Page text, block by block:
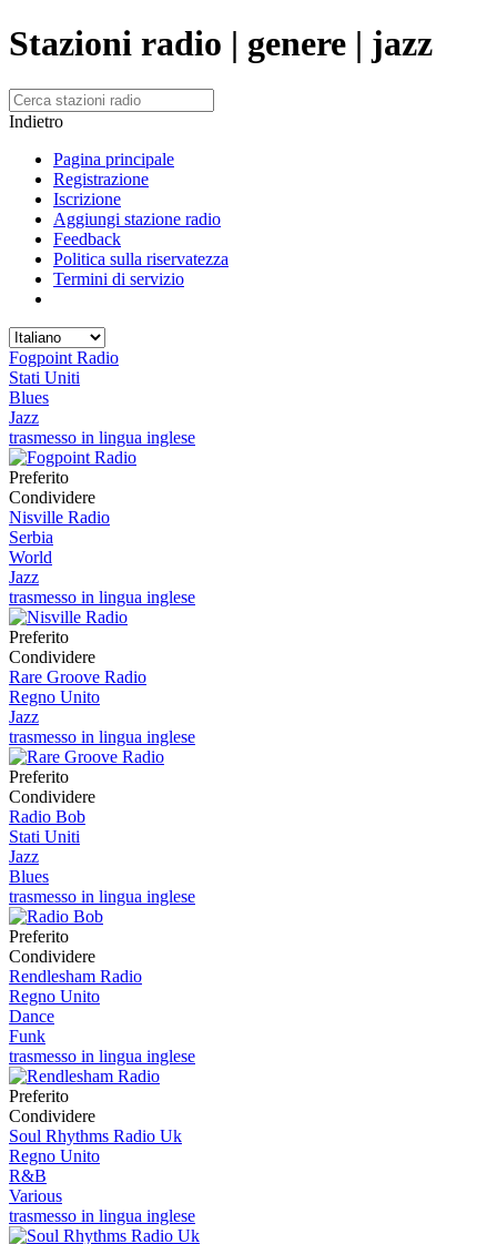
Stazioni radio | genere | jazz
Indietro
Pagina principale
Registrazione
Iscrizione
Aggiungi stazione radio
Feedback
Politica sulla riservatezza
Termini di servizio
Fogpoint Radio
Stati Uniti
Blues
Jazz
trasmesso in lingua inglese
Preferito
Condividere
Nisville Radio
Serbia
World
Jazz
trasmesso in lingua inglese
Preferito
Condividere
Rare Groove Radio
Regno Unito
Jazz
trasmesso in lingua inglese
Preferito
Condividere
Radio Bob
Stati Uniti
Jazz
Blues
trasmesso in lingua inglese
Preferito
Condividere
Rendlesham Radio
Regno Unito
Dance
Funk
trasmesso in lingua inglese
Preferito
Condividere
Soul Rhythms Radio Uk
Regno Unito
R&B
Various
trasmesso in lingua inglese